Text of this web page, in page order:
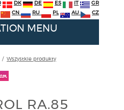
DK DE ES IT
GR
CN
RU PL AU CZ
MENU
/ Wszystkie produkty
RA.85